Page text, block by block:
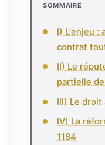
SOMMAIRE
I) L'enjeu :
contrat
II) Le
partielle
III) Le
IV) La
1184